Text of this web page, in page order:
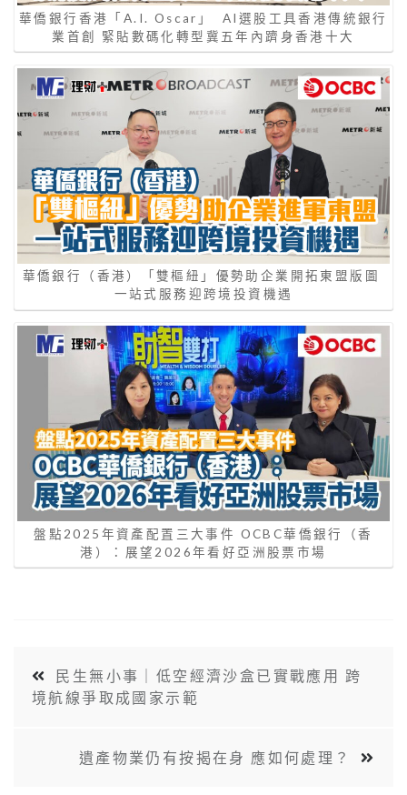
華僑銀行香港「A.I. Oscar」 AI選股工具香港傳統銀行
業首創 緊貼數碼化轉型冀五年內躋身香港十大
華僑銀行（香港）「雙樞紐」優勢助企業開拓東盟版圖
一站式服務迎跨境投資機遇
盤點2025年資產配置三大事件 OCBC華僑銀行（香
港）：展望2026年看好亞洲股票市場
民生無小事｜低空經濟沙盒已實戰應用 跨
境航線爭取成國家示範
遺產物業仍有按揭在身 應如何處理？